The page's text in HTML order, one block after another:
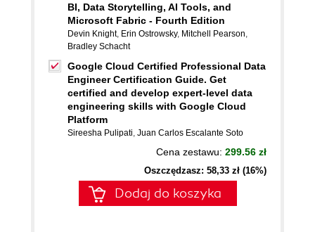
BI, Data Storytelling, AI Tools, and
Microsoft Fabric - Fourth Edition
Devin Knight, Erin Ostrowsky, Mitchell Pearson,
Bradley Schacht
Google Cloud Certified Professional Data
Engineer Certification Guide. Get
certified and develop expert-level data
engineering skills with Google Cloud
Platform
Sireesha Pulipati, Juan Carlos Escalante Soto
Cena zestawu: 299.56 zł
Oszczędzasz: 58,33 zł (16%)
Dodaj do koszyka